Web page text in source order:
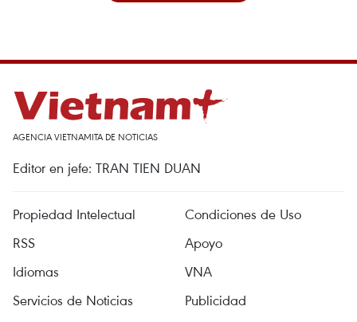
AGENCIA VIETNAMITA DE NOTICIAS
Editor en jefe: TRAN TIEN DUAN
Propiedad Intelectual
Condiciones de Uso
RSS
Apoyo
Idiomas
VNA
Servicios de Noticias
Publicidad